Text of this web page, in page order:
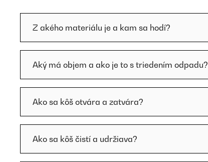
Z akého materiálu je a kam sa hodí?
Aký má objem a ako je to s triedením odpadu?
Ako sa kôš otvára a zatvára?
Ako sa kôš čistí a udržiava?